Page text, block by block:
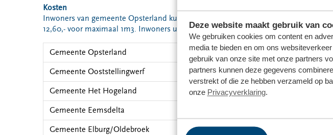
Deze website maakt gebruik van
We gebruiken cookies om content en
media te bieden en om ons
gebruik van onze site met onze partners
partners kunnen deze gegevens
verstrekt of die ze hebben verzameld op
onze Privacyverklaring.
Kosten
Inwoners van gemeente Opsterland kunnen grond brengen tegen het tarief van €
12,60,- voor maximaal 1m3. Inwoners uit de andere gemeentes kunnen grondgratis
Gemeente Opsterland € 12,50 voor max. 1m³ grond
Gemeente Ooststellingwerf € 12,60 voor max. 1m³ grond
Gemeente Het Hogeland € 17,92 per 1000 kg grond/
Gemeente Eemsdelta
Gemeente Elburg/Oldebroek Grond inleveren tegen betaling